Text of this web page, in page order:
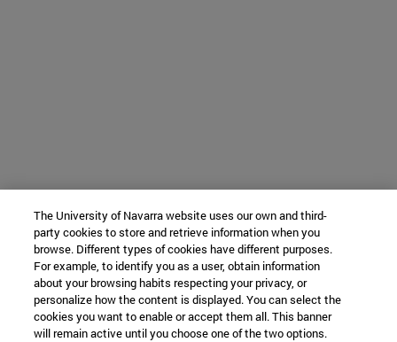
The University of Navarra website uses our own and third-
party cookies to store and retrieve information when you
browse. Different types of cookies have different purposes.
For example, to identify you as a user, obtain information
about your browsing habits respecting your privacy, or
personalize how the content is displayed. You can select the
cookies you want to enable or accept them all. This banner
will remain active until you choose one of the two options.